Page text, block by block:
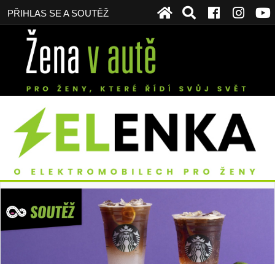
PŘIHLAS SE A SOUTĚŽ